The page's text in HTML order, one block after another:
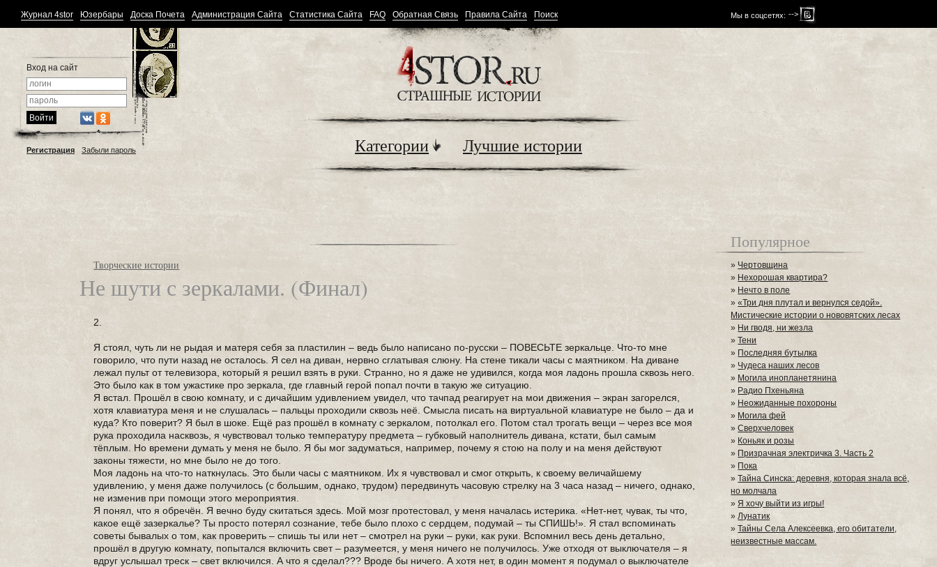
Мы в соцсетях: -->
Журнал 4stor Юзербары Доска Почета Администрация Сайта Статистика Сайта FAQ Обратная Связь Правила Сайта Поиск
Вход на сайт
Регистрация Забыли пароль Категории Лучшие истории
Творческие истории
Не шути с зеркалами. (Финал)
2.
Я стоял, чуть ли не рыдая и матеря себя за пластилин – ведь было написано по-русски – ПОВЕСЬТЕ зеркальце. Что-то мне
говорило, что пути назад не осталось. Я сел на диван, нервно сглатывая слюну. На стене тикали часы с маятником. На диване
лежал пульт от телевизора, который я решил взять в руки. Странно, но я даже не удивился, когда моя ладонь прошла сквозь него.
Это было как в том ужастике про зеркала, где главный герой попал почти в такую же ситуацию.
Я встал. Прошёл в свою комнату, и с дичайшим удивлением увидел, что тачпад реагирует на мои движения – экран загорелся,
хотя клавиатура меня и не слушалась – пальцы проходили сквозь неё. Смысла писать на виртуальной клавиатуре не было – да и
куда? Кто поверит? Я был в шоке. Ещё раз прошёл в комнату с зеркалом, потолкал его. Потом стал трогать вещи – через все моя
рука проходила насквозь, я чувствовал только температуру предмета – губковый наполнитель дивана, кстати, был самым
тёплым. Но времени думать у меня не было. Я бы мог задуматься, например, почему я стою на полу и на меня действуют
законы тяжести, но мне было не до того.
Моя ладонь на что-то наткнулась. Это были часы с маятником. Их я чувствовал и смог открыть, к своему величайшему
удивлению, у меня даже получилось (с большим, однако, трудом) передвинуть часовую стрелку на 3 часа назад – ничего, однако,
не изменив при помощи этого мероприятия.
Я понял, что я обречён. Я вечно буду скитаться здесь. Мой мозг протестовал, у меня началась истерика. «Нет-нет, чувак, ты что,
какое ещё зазеркалье? Ты просто потерял сознание, тебе было плохо с сердцем, подумай – ты СПИШЬ!». Я стал вспоминать
советы бывалых о том, как проверить – спишь ты или нет – смотрел на руки – руки, как руки. Вспомнил весь день детально,
прошёл в другую комнату, попытался включить свет – разумеется, у меня ничего не получилось. Уже отходя от выключателя – я
вдруг услышал треск – свет включился. А что я сделал??? Вроде бы ничего. А хотя нет, в один момент я подумал о выключателе
Популярное
» Чертовщина
» Нехорошая квартира?
» Нечто в поле
»«Три дня плутал и вернулся седой».
Мистические истории о нововятских лесах
» Ни гводя, ни жезла
»Тени
» Последняя бутылка
» Чудеса наших лесов
» Могила инопланетянина
» Радио Пхеньяна
» Неожиданные похороны
» Могила фей
»Сверхчеловек
» Коньяк и розы
» Призрачная электричка 3. Часть 2
» Пока
»Тайна Синска: деревня, которая знала всё,
но молчала
»Я хочу выйти из игры!
»Лунатик
»Тайны Села Алексеевка, его обитатели,
неизвестные массам.